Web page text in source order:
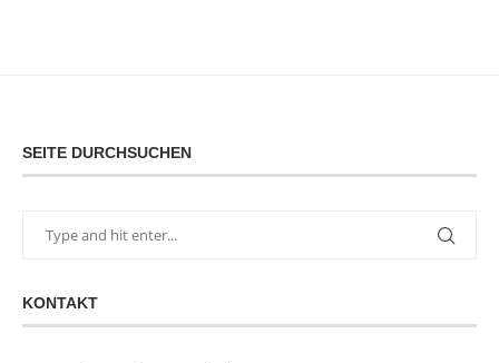
SEITE DURCHSUCHEN
KONTAKT